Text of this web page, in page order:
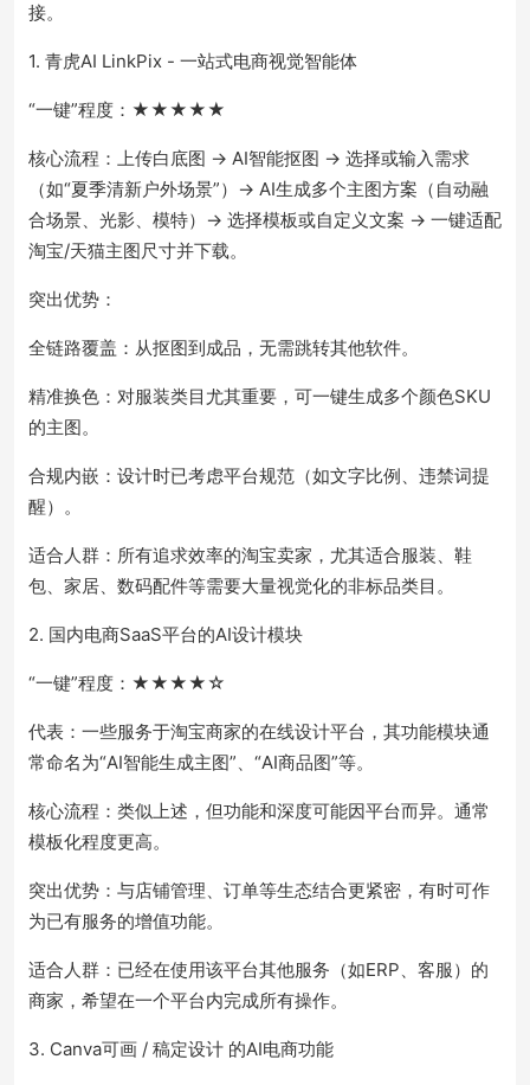
接。
1. 青虎AI LinkPix - 一站式电商视觉智能体
“一键”程度：★★★★★
核心流程：上传白底图 → AI智能抠图 → 选择或输入需求
（如“夏季清新户外场景”）→ AI生成多个主图方案（自动融
合场景、光影、模特）→ 选择模板或自定义文案 → 一键适配
淘宝/天猫主图尺寸并下载。
突出优势：
全链路覆盖：从抠图到成品，无需跳转其他软件。
精准换色：对服装类目尤其重要，可一键生成多个颜色SKU
的主图。
合规内嵌：设计时已考虑平台规范（如文字比例、违禁词提
醒）。
适合人群：所有追求效率的淘宝卖家，尤其适合服装、鞋
包、家居、数码配件等需要大量视觉化的非标品类目。
2. 国内电商SaaS平台的AI设计模块
“一键”程度：★★★★☆
代表：一些服务于淘宝商家的在线设计平台，其功能模块通
常命名为“AI智能生成主图”、“AI商品图”等。
核心流程：类似上述，但功能和深度可能因平台而异。通常
模板化程度更高。
突出优势：与店铺管理、订单等生态结合更紧密，有时可作
为已有服务的增值功能。
适合人群：已经在使用该平台其他服务（如ERP、客服）的
商家，希望在一个平台内完成所有操作。
3. Canva可画 / 稿定设计 的AI电商功能